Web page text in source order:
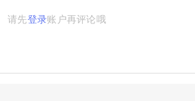
请先登录账户再评论哦